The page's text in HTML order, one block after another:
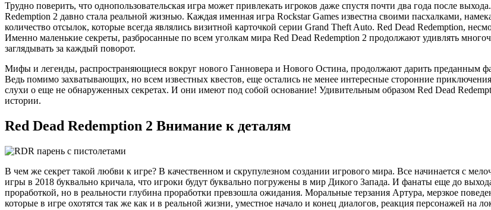
Трудно поверить, что однопользовательская игра может привлекать игроков даже спустя почти два года после
Redemption 2 давно стала реальной жизнью. Каждая именная игра Rockstar Games известна своими пасхалками,
количество отсылок, которые всегда являлись визитной карточкой серии Grand Theft Auto. Red Dead Redemption,
Именно маленькие секреты, разбросанные по всем уголкам мира Red Dead Redemption 2 продолжают удивлять
заглядывать за каждый поворот.
Мифы и легенды, распространяющиеся вокруг нового Ганновера и Нового Остина, продолжают дарить преданным
Ведь помимо захватывающих, но всем известных квестов, еще остались не менее интересные сторонние
слухи о еще не обнаруженных секретах. И они имеют под собой основание! Удивительным образом Red Dead
истории.
Red Dead Redemption 2 Внимание к деталям
В чем же секрет такой любви к игре? В качественном и скрупулезном создании игрового мира. Все начинается с
игры в 2018 буквально кричала, что игроки будут буквально погружены в мир Дикого Запада. И фанаты еще до
проработкой, но в реальности глубина проработки превзошла ожидания. Моральные терзания Артура, мерзкое
которые в игре охотятся так же как и в реальной жизни, уместное начало и конец диалогов, реакция персонажей